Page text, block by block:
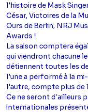
l'histoire de Mask
César, Victoires de la
Ours de Berlin, NRJ
Awards !
La saison comptera
qui viendront chacune
détiennent toutes les
l'une a performé à la
l'autre, compte plus de
Ce ne seront d'ailleurs
internationales